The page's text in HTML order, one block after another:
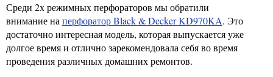
Среди 2х режимных перфораторов мы обратили
внимание на перфоратор Black & Decker KD970KA. Это
достаточно интересная модель, которая выпускается уже
долгое время и отлично зарекомендовала себя во время
проведения различных домашних ремонтов.